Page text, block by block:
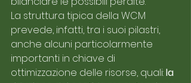
La struttura tipica della WCM
prevede, infatti, tra i suoi pilastri,
anche alcuni particolarmente
importanti in chiave di
ottimizzazione delle risorse, quali: la